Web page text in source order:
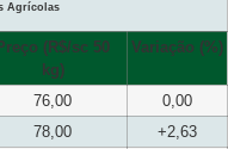
Agrícolas
Preço (R$/sc 50
kg)
Variação (%)
76,00
0,00
78,00
+2,63